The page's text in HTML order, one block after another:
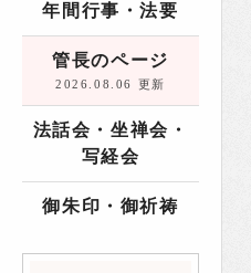
年間行事・法要
管長のページ
2026.08.06 更新
法話会・坐禅会・
写経会
御朱印・御祈祷